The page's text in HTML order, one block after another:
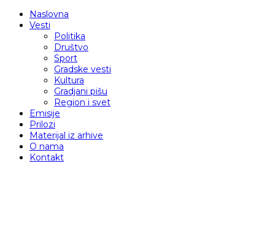
Naslovna
Vesti
Politika
Društvo
Sport
Gradske vesti
Kultura
Gradjani pišu
Region i svet
Emisije
Prilozi
Materijal iz arhive
O nama
Kontakt